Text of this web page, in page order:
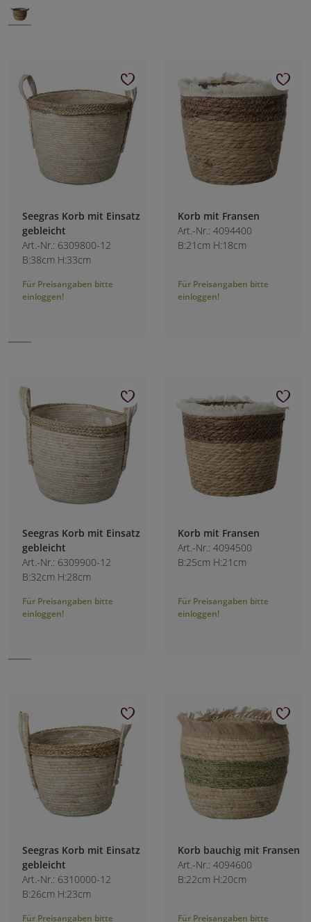
Seegras Korb mit Einsatz
gebleicht
Art.-Nr.: 6309800-12
B:38cm H:33cm
Für Preisangaben bitte
einloggen!
Korb mit Fransen
Art.-Nr.: 4094400
B:21cm H:18cm
Für Preisangaben bitte
einloggen!
Seegras Korb mit Einsatz
gebleicht
Art.-Nr.: 6309900-12
B:32cm H:28cm
Für Preisangaben bitte
einloggen!
Korb mit Fransen
Art.-Nr.: 4094500
B:25cm H:21cm
Für Preisangaben bitte
einloggen!
Seegras Korb mit Einsatz
gebleicht
Art.-Nr.: 6310000-12
B:26cm H:23cm
Für Preisangaben bitte
Korb bauchig mit Fransen
Art.-Nr.: 4094600
B:22cm H:20cm
Für Preisangaben bitte